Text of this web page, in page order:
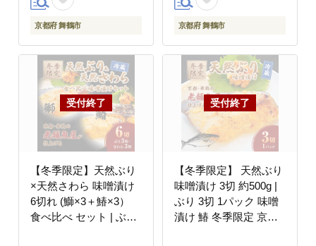
み 酒の肴 珍味 舞鶴 京
都 】
京都府 舞鶴市
惣菜 海鮮 ギフト 手仕
込み 老舗魚屋 無添加
和食 惣菜 真空パック
京都府 舞鶴市
【冬季限定】天然ぶり
×天然さわら 味噌漬け
6切れ (鰤×3＋鰆×3）
食べ比べ セット | ぶり
【冬季限定】 天然ぶり
味噌漬け 3切 約500g |
ぶり 3切 1パック 味噌
漬け 鰆 冬季限定 京都